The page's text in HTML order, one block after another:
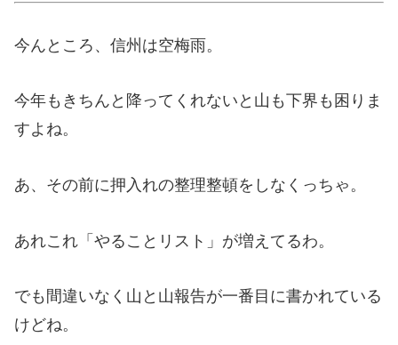
今んところ、信州は空梅雨。
今年もきちんと降ってくれないと山も下界も困りま
すよね。
あ、その前に押入れの整理整頓をしなくっちゃ。
あれこれ「やることリスト」が増えてるわ。
でも間違いなく山と山報告が一番目に書かれている
けどね。